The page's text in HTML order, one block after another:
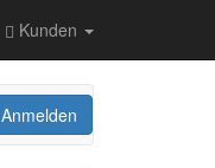
Kunden
Anmelden